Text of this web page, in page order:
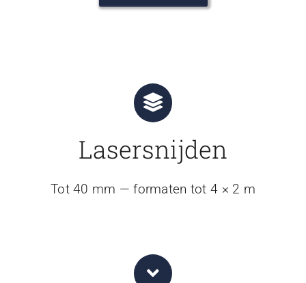
Lasersnijden
Tot 40 mm — formaten tot 4 × 2 m